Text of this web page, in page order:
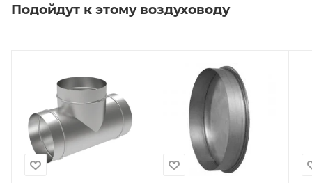
Подойдут к этому воздуховоду